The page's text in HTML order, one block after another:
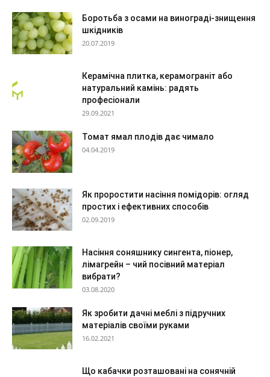
Боротьба з осами на винограді-знищення
шкідників
20.07.2019
Керамічна плитка, керамограніт або
натуральний камінь: радять
професіонали
29.09.2021
Томат ямал плодів дає чимало
04.04.2019
Як проростити насіння помідорів: огляд
простих і ефективних способів
02.09.2019
Насіння соняшнику сингента, піонер,
лімагрейн – чий посівний матеріал
вибрати?
03.08.2020
Як зробити дачні меблі з підручних
матеріалів своїми руками
16.02.2021
Що кабачки розташовані на сонячній